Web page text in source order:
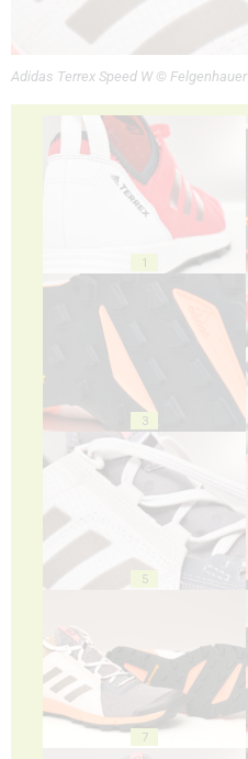
Adidas Terrex Speed W © Felgenhauer
1
3
5
7